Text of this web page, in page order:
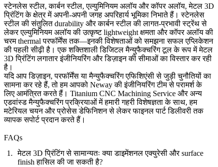
स्टेनलेस स्टील, कार्बन स्टील, एल्युमिनियम अलॉय और कॉपर अलॉय, मेटल 3D
प्रिंटिंग के क्षेत्र में अपनी-अपनी जगह अपरिहार्य भूमिका निभाते हैं। स्टेनलेस
स्टील की संतुलित durability और कार्बन स्टील की लागत-प्रभावी स्ट्रेंथ से
लेकर एल्युमिनियम अलॉय की उत्कृष्ट lightweight क्षमता और कॉपर अलॉय की
चरम thermal परफॉर्मेंस तक—इनकी विशेषताओं को समझना सफल एप्लिकेशन
कीपहली सीढ़ीहै। एक शक्तिशाली डिजिटल मैन्युफैक्चरिंग टूल के रूप में मेटल
3D प्रिंटिंग लगातार इंजीनियरिंग और डिज़ाइन की सीमाओं का विस्तार कर रही
है।
यदि आप डिज़ाइन, परफॉर्मेंस या मैन्युफैक्चरिंग एफिशिएंसी से जुड़ी चुनौतियों का
सामना कर रहे हैं, तो हम आपको Neway की इंजीनियरिंग टीम से परामर्श के
लिए आमंत्रित करते हैं। Titanium CNC Machining Service और अन्य
एडवांस्ड मैन्युफैक्चरिंग प्रक्रियाओं में हमारी गहरी विशेषज्ञता के साथ, हम
मटेरियल चयन और प्रोसेस डेफिनिशन से लेकर फाइनल पार्ट डिलीवरी तक
व्यापक सपोर्ट प्रदान करते हैं।
FAQs
मेटल 3D प्रिंटिंग से सामान्यतः क्या डाइमेंशनल एक्युरेसी और surface
finish हासिल की जा सकती है?